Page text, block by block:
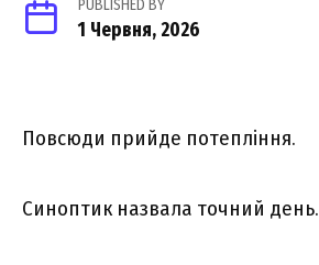
PUBLISHED BY
1 Червня, 2026
Повсюди прийде потепління.
Синоптик назвала точний день.